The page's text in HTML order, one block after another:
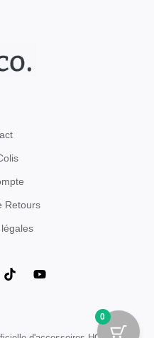
Retours
0